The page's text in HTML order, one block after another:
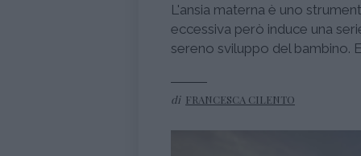
L'ansia materna è uno
eccessiva però induce una
sereno sviluppo del bambino.
di FRANCESCA CILENTO